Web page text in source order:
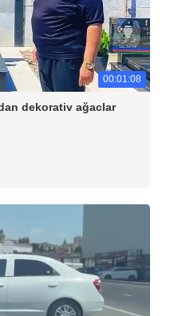
00:01:08
dekorativ ağaclar